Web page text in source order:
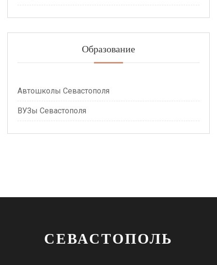
Образование
Автошколы Севастополя
ВУЗы Севастополя
СЕВАСТОПОЛЬ